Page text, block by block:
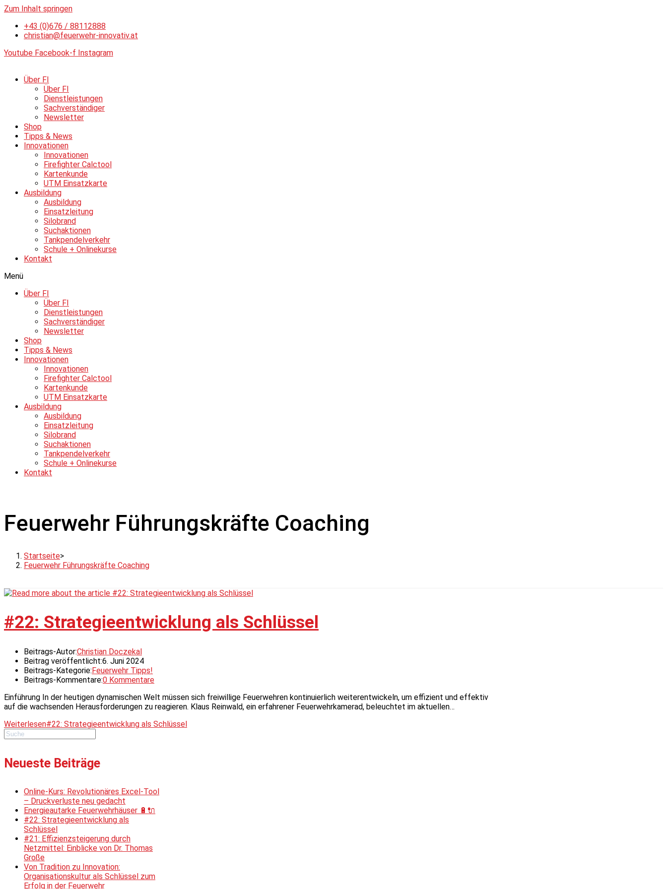
Zum Inhalt springen
+43 (0)676 / 88112888
christian@feuerwehr-innovativ.at
Youtube Facebook-f Instagram
Über FI
Über FI
Dienstleistungen
Sachverständiger
Newsletter
Shop
Tipps & News
Innovationen
Innovationen
Firefighter Calctool
Kartenkunde
UTM Einsatzkarte
Ausbildung
Ausbildung
Einsatzleitung
Silobrand
Suchaktionen
Tankpendelverkehr
Schule + Onlinekurse
Kontakt
Menü
Über FI
Über FI
Dienstleistungen
Sachverständiger
Newsletter
Shop
Tipps & News
Innovationen
Innovationen
Firefighter Calctool
Kartenkunde
UTM Einsatzkarte
Ausbildung
Ausbildung
Einsatzleitung
Silobrand
Suchaktionen
Tankpendelverkehr
Schule + Onlinekurse
Kontakt
Feuerwehr Führungskräfte Coaching
Startseite>
Feuerwehr Führungskräfte Coaching
#22: Strategieentwicklung als Schlüssel
Beitrags-Autor:Christian Doczekal
Beitrag veröffentlicht:6. Juni 2024
Beitrags-Kategorie: Feuerwehr Tipps!
Beitrags-Kommentare:0 Kommentare
Einführung In der heutigen dynamischen Welt müssen sich freiwillige Feuerwehren kontinuierlich weiterentwickeln, um effizient und effektiv
auf die wachsenden Herausforderungen zu reagieren. Klaus Reinwald, ein erfahrener Feuerwehrkamerad, beleuchtet im aktuellen…
Weiterlesen#22: Strategieentwicklung als Schlüssel
Neueste Beiträge
Online-Kurs: Revolutionäres Excel-Tool
– Druckverluste neu gedacht
Energieautarke Feuerwehrhäuser 🔋🔌
#22: Strategieentwicklung als
Schlüssel
#21: Effizienzsteigerung durch
Netzmittel: Einblicke von Dr. Thomas
Große
Von Tradition zu Innovation:
Organisationskultur als Schlüssel zum
Erfolg in der Feuerwehr